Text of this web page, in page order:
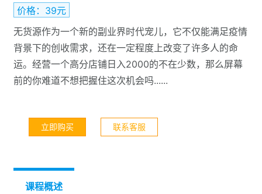
价格：39元
无货源作为一个新的副业界时代宠儿，它不仅能满足疫情
背景下的创收需求，还在一定程度上改变了许多人的命
运。经营一个高分店铺日入2000的不在少数，那么屏幕
前的你难道不想把握住这次机会吗......
立即购买 联系客服
课程概述